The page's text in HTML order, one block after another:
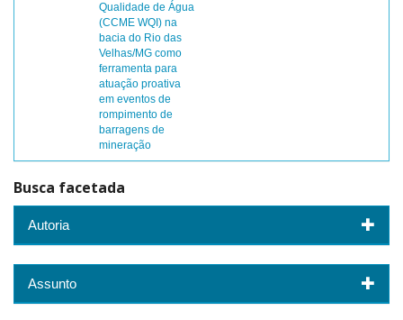
Qualidade de Água
(CCME WQI) na
bacia do Rio das
Velhas/MG como
ferramenta para
atuação proativa
em eventos de
rompimento de
barragens de
mineração
Busca facetada
Autoria
Assunto